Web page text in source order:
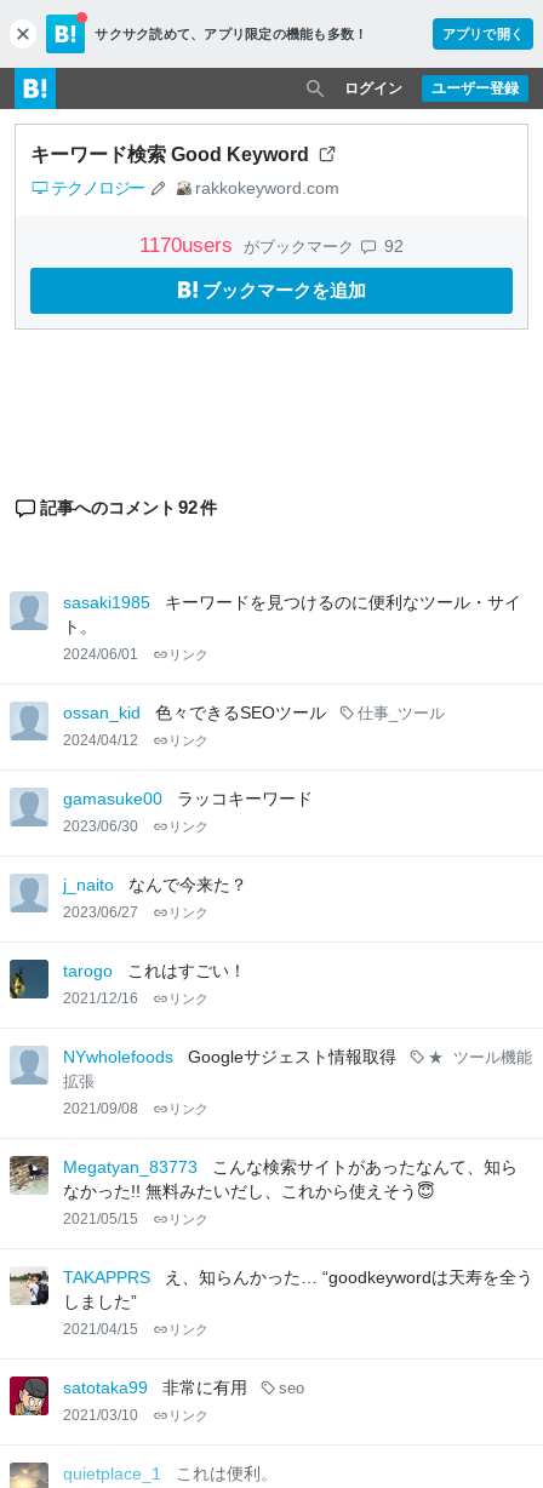
c
l
o
s
e
サクサク読めて、 アプリ限定の機能も多数！ アプリで開く
ユーザー登録
ログイン
キーワード検索 Good Keyword
テクノロジー rakkokeyword.com
1170users がブックマーク 92
ブックマークを追加
記事へのコメント 92件
sasaki1985
キーワードを見つけるのに便利なツール・サイ
ト。
2024/06/01 リンク
ossan_kid 色々できるSEOツール 仕事_ツール
2024/04/12 リンク
gamasuke00 ラッコキーワード
2023/06/30 リンク
j_naito なんで今来た？
2023/06/27 リンク
tarogo これはすごい！
2021/12/16 リンク
NYwholefoods Googleサジェスト情報取得 ★
ツール機能
拡張
2021/09/08 リンク
Megatyan_83773
こんな検索サイトがあったなんて、知ら
なかった!! 無料みたいだし、これから使えそう😇
2021/05/15 リンク
TAKAPPRS
え、知らんかった… “goodkeywordは天寿を全う
しました”
2021/04/15 リンク
satotaka99 非常に有用 seo
2021/03/10 リンク
quietplace_1 これは便利。